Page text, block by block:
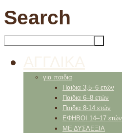
Search
για παιδια
Παιδια 3,5–6 ετών
Παιδια 6–8 ετών
Παιδια 8-14 ετών
ΕΦΗΒΟΙ 14–17 ετών
ΜΕ ΔΥΣΛΕΞΙΑ